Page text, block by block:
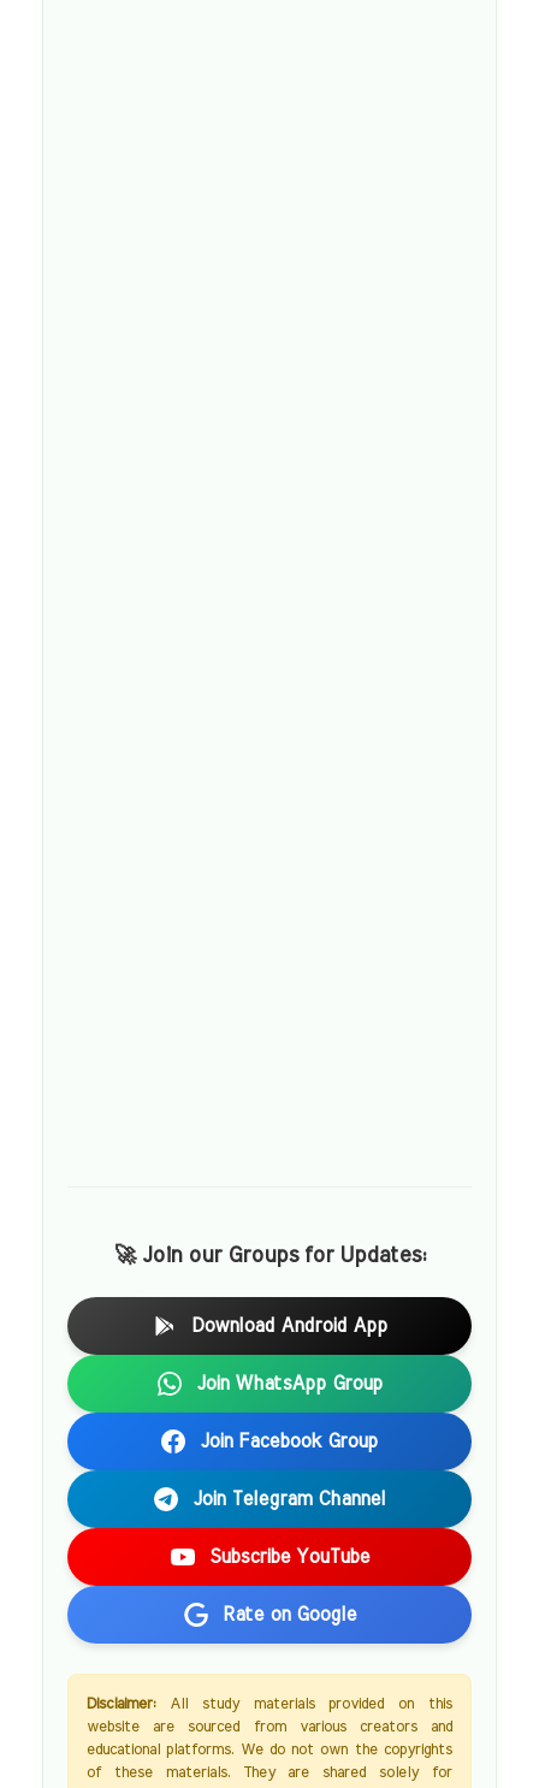
🚀 Join our Groups for Updates:
Download Android App
Join WhatsApp Group
Join Facebook Group
Join Telegram Channel
Subscribe YouTube
Rate on Google
Disclaimer:All study materials provided on this
website are sourced from various creators and
educational platforms. We do not own the copyrights
of these materials. They are shared solely for